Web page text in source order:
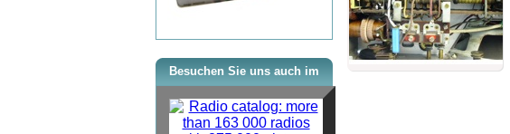
Besuchen Sie uns auch im